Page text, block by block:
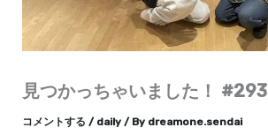
見つかっちゃいました！ #293
コメントする / daily / By dreamone.sendai